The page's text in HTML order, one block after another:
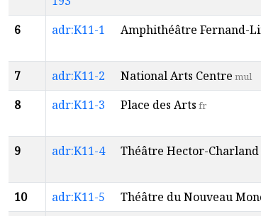
6 adr:K11-1 Amphithéâtre Fernand-
7 adr:K11-2 National Arts Centre mul
8
adr:K11-3 Place des Arts fr
9 adr:K11-4 Théâtre Hector-Charland
10 adr:K11-5 Théâtre du Nouveau